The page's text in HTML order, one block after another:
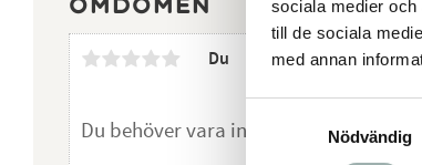
sociala medier
till de sociala
med annan
Nödvändig
Du